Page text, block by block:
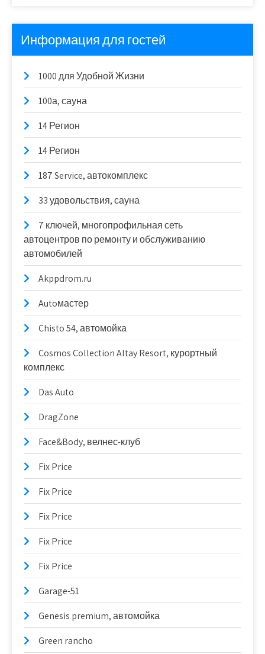
Информация для гостей
1000 для Удобной Жизни
100а, сауна
14 Регион
14 Регион
187 Service, автокомплекс
33 удовольствия, сауна
7 ключей, многопрофильная сеть
автоцентров по ремонту и обслуживанию
автомобилей
Akppdrom.ru
Autoмастер
Chisto 54, автомойка
Cosmos Collection Altay Resort, курортный
комплекс
Das Auto
DragZone
Face&Body, велнес-клуб
Fix Price
Fix Price
Fix Price
Fix Price
Fix Price
Garage-51
Genesis premium, автомойка
Green rancho